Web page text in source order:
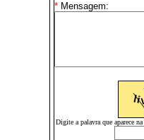
*Mensagem:
Digite a palavra que aparece